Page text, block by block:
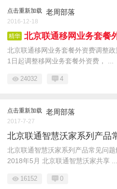
点击重新加载 老周部落
2016-12-18
精华 北京联通移网业务套餐
北京联通移网业务套餐外资费调整
1日起调整移网业务套餐外资费， ...
24032 4
点击重新加载 老周部落
2017-7-27
北京联通智慧沃家系列产品
北京联通智慧沃家系列产品常见问
2018年5月 北京联通智慧沃家共享 ...
16152 0